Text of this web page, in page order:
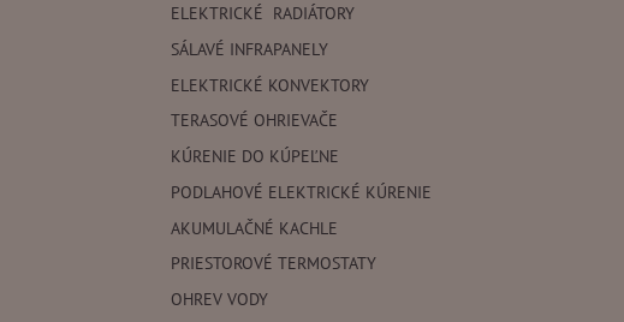
ELEKTRICKÉ RADIÁTORY
SÁLAVÉ INFRAPANELY
ELEKTRICKÉ KONVEKTORY
TERASOVÉ OHRIEVAČE
KÚRENIE DO KÚPEĽNE
PODLAHOVÉ ELEKTRICKÉ KÚRENIE
AKUMULAČNÉ KACHLE
PRIESTOROVÉ TERMOSTATY
OHREV VODY